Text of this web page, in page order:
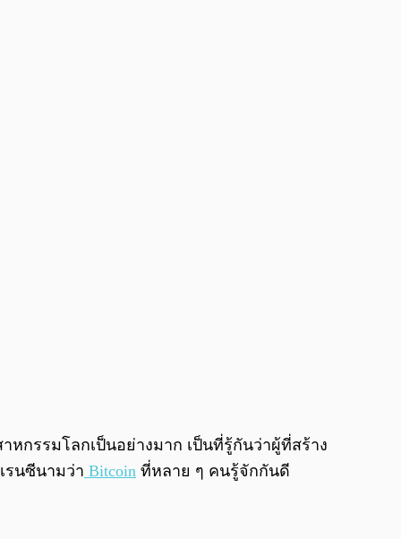
0:00 /
หกรรมโลกเป็นอย่างมาก เป็นที่รู้กันว่าผู้ที่สร้าง
รนซีนามว่า Bitcoin ที่หลาย ๆ คนรู้จักกันดี